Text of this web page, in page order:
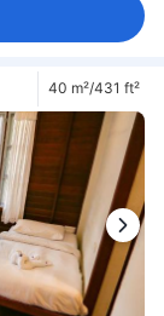
40 m²/431 ft²